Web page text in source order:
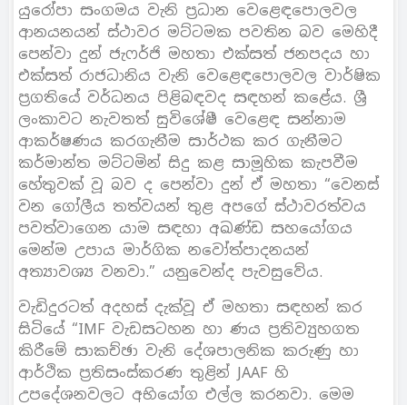
යුරෝපා සංගමය වැනි ප්‍රධාන වෙළෙඳපොලවල
ආනයනයන් ස්ථාවර මට්ටමක පවතින බව මෙහිදී
පෙන්වා දුන් ජැෆර්ජි මහතා එක්සත් ජනපදය හා
එක්සත් රාජධානිය වැනි වෙළෙඳපොලවල වාර්ෂික
ප්‍රගතියේ වර්ධනය පිළිබඳවද සඳහන් කළේය. ශ්‍රී
ලංකාවට නැවතත් සුවිශේෂී වෙළෙඳ සන්නාම
ආකර්ෂණය කරගැනීම සාර්ථක කර ගැනීමට
කර්මාන්ත මට්ටමින් සිදු කළ සාමූහික කැපවීම
හේතුවක් වූ බව ද පෙන්වා දුන් ඒ මහතා “වෙනස්
වන ගෝලීය තත්වයන් තුළ අපගේ ස්ථාවරත්වය
පවත්වාගෙන යාම සඳහා අඛණ්ඩ සහයෝගය
මෙන්ම උපාය මාර්ගික නවෝත්පාදනයන්
අත්‍යාවශ්‍ය වනවා.” යනුවෙන්ද පැවසුවේය.
වැඩිදුරටත් අදහස් දැක්වූ ඒ මහතා සඳහන් කර
සිටියේ “IMF වැඩසටහන හා ණය ප්‍රතිව්‍යුහගත
කිරීමේ සාකච්ඡා වැනි දේශපාලනික කරුණු හා
ආර්ථික ප්‍රතිසංස්කරණ තුළින් JAAF හි
උපදේශනවලට අභියෝග එල්ල කරනවා. මෙම